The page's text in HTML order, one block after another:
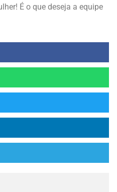
É o que deseja a equipe